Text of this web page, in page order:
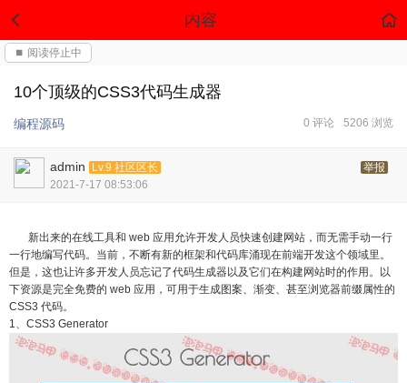
内容
⏹ 阅读停止中
10个顶级的CSS3代码生成器
编程源码 5206 浏览
0 评论
admin Lv.9 社区区长
举报
2021-7-17 08:53:06
新出来的在线工具和 web 应用允许开发人员快速创建网站，而无需手动一行
一行地编写代码。当前，不断有新的框架和代码库涌现在前端开发这个领域里。
但是，这也让许多开发人员忘记了代码生成器以及它们在构建网站时的作用。以
下资源是完全免费的 web 应用，可用于生成图案、渐变、甚至浏览器前缀属性的
CSS3 代码。
1、CSS3 Generator